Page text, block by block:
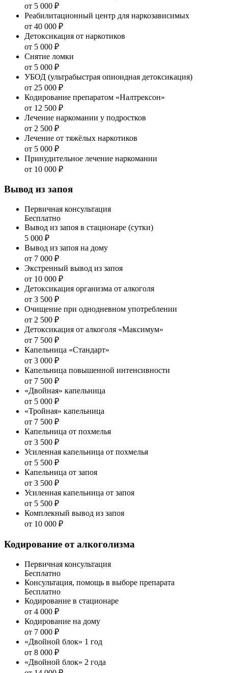
от 5 000 ₽
Реабилитационный центр для наркозависимых
от 40 000 ₽
Детоксикация от наркотиков
от 5 000 ₽
Снятие ломки
от 5 000 ₽
УБОД (ультрабыстрая опиоидная детоксикация)
от 25 000 ₽
Кодирование препаратом «Налтрексон»
от 12 500 ₽
Лечение наркомании у подростков
от 2 500 ₽
Лечение от тяжёлых наркотиков
от 5 000 ₽
Принудительное лечение наркомании
от 10 000 ₽
Вывод из запоя
Первичная консультация
Бесплатно
Вывод из запоя в стационаре (сутки)
5 000 ₽
Вывод из запоя на дому
от 7 000 ₽
Экстренный вывод из запоя
от 10 000 ₽
Детоксикация организма от алкоголя
от 3 500 ₽
Очищение при однодневном употреблении
от 2 500 ₽
Детоксикация от алкоголя «Максимум»
от 7 500 ₽
Капельница «Стандарт»
от 3 000 ₽
Капельница повышенной интенсивности
от 7 500 ₽
«Двойная» капельница
от 5 000 ₽
«Тройная» капельница
от 7 500 ₽
Капельница от похмелья
от 3 500 ₽
Усиленная капельница от похмелья
от 5 500 ₽
Капельница от запоя
от 3 500 ₽
Усиленная капельница от запоя
от 5 500 ₽
Комплекный вывод из запоя
от 10 000 ₽
Кодирование от алкоголизма
Первичная консультация
Бесплатно
Консультация, помощь в выборе препарата
Бесплатно
Кодирование в стационаре
от 4 000 ₽
Кодирование на дому
от 7 000 ₽
«Двойной блок» 1 год
от 8 000 ₽
«Двойной блок» 2 года